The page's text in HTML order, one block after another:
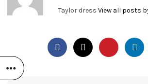
Taylor dress View all posts